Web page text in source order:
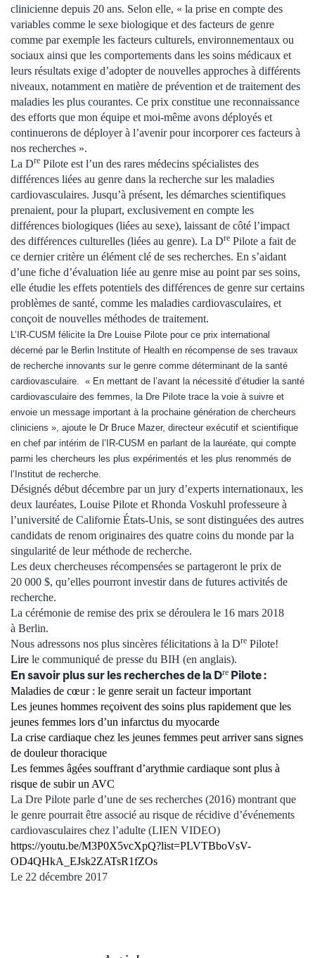
clinicienne depuis 20 ans. Selon elle, « la prise en compte des
variables comme le sexe biologique et des facteurs de genre
comme par exemple les facteurs culturels, environnementaux ou
sociaux ainsi que les comportements dans les soins médicaux et
leurs résultats exige d’adopter de nouvelles approches à différents
niveaux, notamment en matière de prévention et de traitement des
maladies les plus courantes. Ce prix constitue une reconnaissance
des efforts que mon équipe et moi-même avons déployés et
continuerons de déployer à l’avenir pour incorporer ces facteurs à
nos recherches ».
La Dre Pilote est l’un des rares médecins spécialistes des
différences liées au genre dans la recherche sur les maladies
cardiovasculaires. Jusqu’à présent, les démarches scientifiques
prenaient, pour la plupart, exclusivement en compte les
différences biologiques (liées au sexe), laissant de côté l’impact
des différences culturelles (liées au genre). La Dre Pilote a fait de
ce dernier critère un élément clé de ses recherches. En s’aidant
d’une fiche d’évaluation liée au genre mise au point par ses soins,
elle étudie les effets potentiels des différences de genre sur certains
problèmes de santé, comme les maladies cardiovasculaires, et
conçoit de nouvelles méthodes de traitement.
L’IR-CUSM félicite la Dre Louise Pilote pour ce prix international
décerné par le Berlin Institute of Health en récompense de ses travaux
de recherche innovants sur le genre comme déterminant de la santé
cardiovasculaire. « En mettant de l’avant la nécessité d’étudier la santé
cardiovasculaire des femmes, la Dre Pilote trace la voie à suivre et
envoie un message important à la prochaine génération de chercheurs
cliniciens », ajoute le Dr Bruce Mazer, directeur exécutif et scientifique
en chef par intérim de l’IR-CUSM en parlant de la lauréate, qui compte
parmi les chercheurs les plus expérimentés et les plus renommés de
l’Institut de recherche.
Désignés début décembre par un jury d’experts internationaux, les
deux lauréates, Louise Pilote et Rhonda Voskuhl professeure à
l’université de Californie États-Unis, se sont distinguées des autres
candidats de renom originaires des quatre coins du monde par la
singularité de leur méthode de recherche.
Les deux chercheuses récompensées se partageront le prix de
20 000 $, qu’elles pourront investir dans de futures activités de
recherche.
La cérémonie de remise des prix se déroulera le 16 mars 2018
à Berlin.
Nous adressons nos plus sincères félicitations à la Dre Pilote!
Lire le communiqué de presse du BIH (en anglais).
En savoir plus sur les recherches de la Dre Pilote :
Maladies de cœur : le genre serait un facteur important
Les jeunes hommes reçoivent des soins plus rapidement que les
jeunes femmes lors d’un infarctus du myocarde
La crise cardiaque chez les jeunes femmes peut arriver sans signes
de douleur thoracique
Les femmes âgées souffrant d’arythmie cardiaque sont plus à
risque de subir un AVC
La Dre Pilote parle d’une de ses recherches (2016) montrant que
le genre pourrait être associé au risque de récidive d’événements
cardiovasculaires chez l’adulte (LIEN VIDEO)
https://youtu.be/M3P0X5vcXpQ?list=PLVTBboVsV-
OD4QHkA_EJsk2ZATsR1fZOs
Le 22 décembre 2017